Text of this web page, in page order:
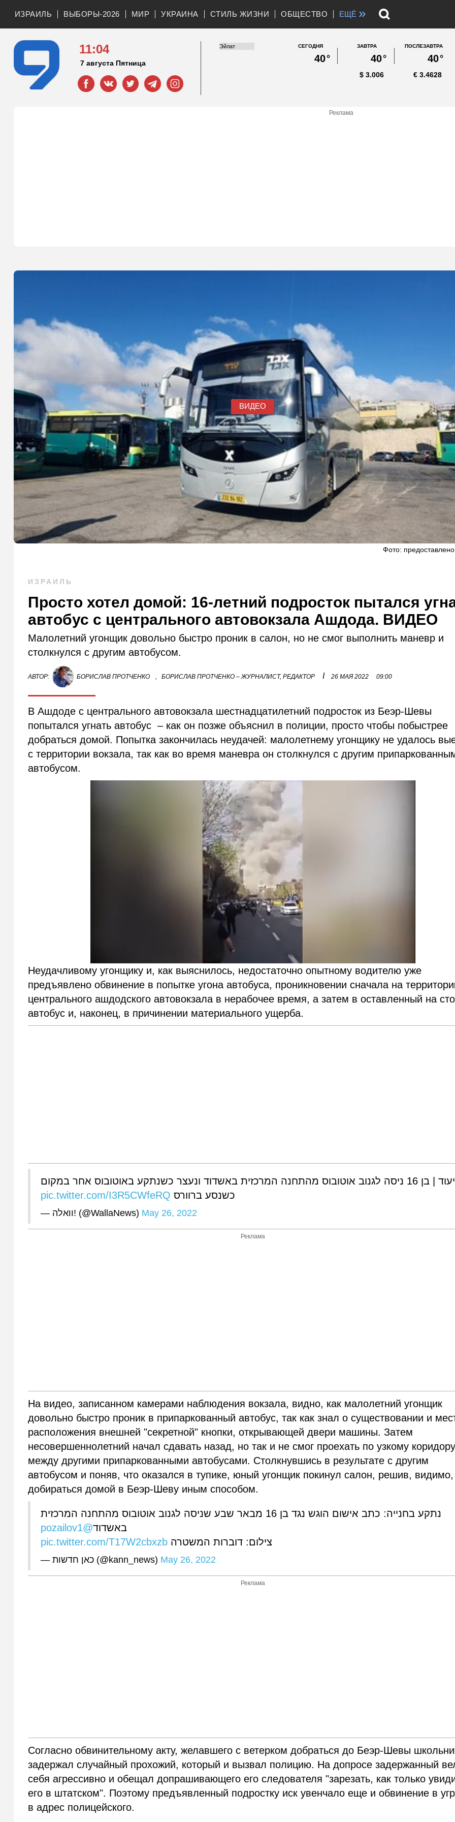
ИЗРАИЛЬ ВЫБОРЫ-2026 МИР УКРАИНА СТИЛЬ ЖИЗНИ ОБЩЕСТВО ЕЩЁ »
11:04
7 августа Пятница
СЕГОДНЯ
40°
ЗАВТРА
40°
ПОСЛЕЗАВТРА
40°
3.006
$ 3.4628
€
Реклама
ВИДЕО
Фото:
ИЗРАИЛЬ
Просто хотел домой: 16-летний подросток пытался
автобус с центрального автовокзала Ашдода. ВИДЕО
Малолетний угонщик довольно быстро проник в салон, но не смог выполнить маневр и
столкнулся с другим автобусом.
АВТОР: БОРИСЛАВ ПРОТЧЕНКО , БОРИСЛАВ ПРОТЧЕНКО – ЖУРНАЛИСТ, РЕДАКТОР I 26 МАЯ 2022 09:00
В Ашдоде с центрального автовокзала шестнадцатилетний подросток из Беэр-Шевы
попытался угнать автобус – как он позже объяснил в полиции, просто чтобы побыстрее
добраться домой. Попытка закончилась неудачей: малолетнему угонщику не удалось
с территории вокзала, так как во время маневра он столкнулся с другим
автобусом.
Неудачливому угонщику и, как выяснилось, недостаточно опытному водителю уже
предъявлено обвинение в попытке угона автобуса, проникновении сначала на
центрального ашдодского автовокзала в нерабочее время, а затем в оставленный на
автобус и, наконец, в причинении материального ущерба.
תיעוד | בן 16 ניסה לגנוב אוטובוס מהתחנה המרכזית באשדוד ונעצר כשנתקע באוטובוס אחר במקום
כשנסע ברוורס pic.twitter.com/I3R5CWfeRQ
— וואלה! (@WallaNews) May 26, 2022
Реклама
На видео, записанном камерами наблюдения вокзала, видно, как малолетний угонщик
довольно быстро проник в припаркованный автобус, так как знал о существовании и
расположения внешней "секретной" кнопки, открывающей двери машины. Затем
несовершеннолетний начал сдавать назад, но так и не смог проехать по узкому коридору
между другими припаркованными автобусами. Столкнувшись в результате с другим
автобусом и поняв, что оказался в тупике, юный угонщик покинул салон, решив, видимо,
добираться домой в Беэр-Шеву иным способом.
נתקע בחנייה: כתב אישום הוגש נגד בן 16 מבאר שבע שניסה לגנוב אוטובוס מהתחנה המרכזית
באשדוד@pozailov1
צילום: דוברות המשטרה pic.twitter.com/T17W2cbxzb
— כאן חדשות (@kann_news) May 26, 2022
Реклама
Согласно обвинительному акту, желавшего с ветерком добраться до Беэр-Шевы
задержал случайный прохожий, который и вызвал полицию. На допросе задержанный
себя агрессивно и обещал допрашивающего его следователя "зарезать, как только
его в штатском". Поэтому предъявленный подростку иск увенчало еще и обвинение в
в адрес полицейского.